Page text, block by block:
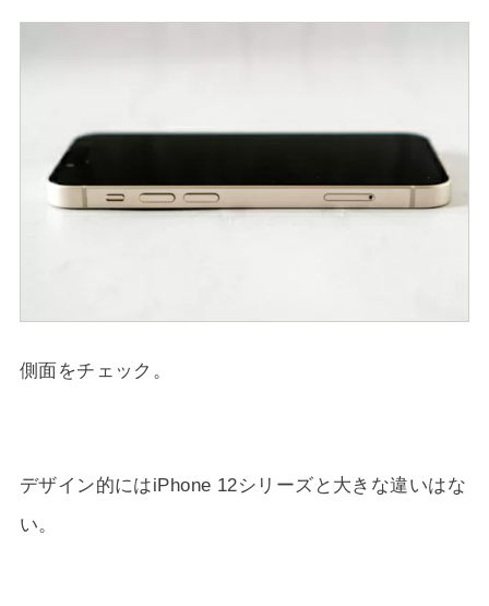
側面をチェック。
デザイン的にはiPhone 12シリーズと大きな違いはな
い。